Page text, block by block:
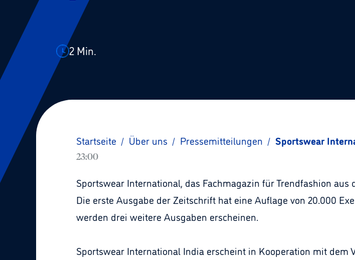
2 Min.
Startseite / Über uns / Pressemitteilungen / Sportswear
23:00
Sportswear International, das Fachmagazin für Trendfashion
Die erste Ausgabe der Zeitschrift hat eine Auflage von 20.000
werden drei weitere Ausgaben erscheinen.
Sportswear International India erscheint in Kooperation mit dem